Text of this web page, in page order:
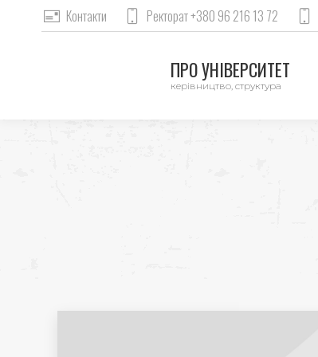
Контакти Ректорат +380 96 216 13 72
ПРО УНІВЕРСИТЕТ
керівництво, структура